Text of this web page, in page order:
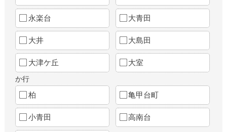
永楽台 大青田
大井 大島田
大津ケ丘 大室
か行
柏 亀甲台町
小青田 高南台